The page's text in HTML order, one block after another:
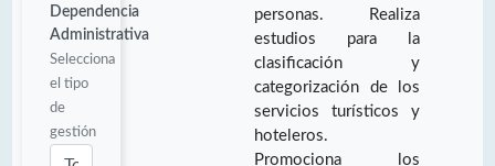
Dependencia
Administrativa
Selecciona
el tipo
de
gestión
personas. Realiza
estudios para la
clasificación y
categorización de los
servicios turísticos y
hoteleros.
Promociona los